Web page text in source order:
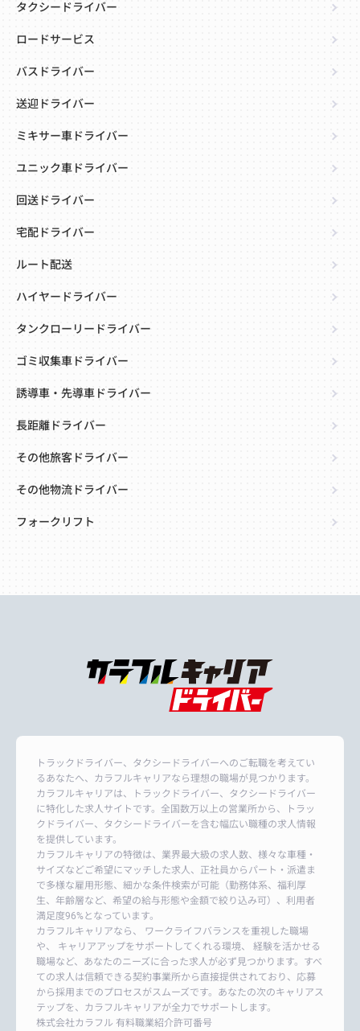
タクシードライバー
ロードサービス
バスドライバー
送迎ドライバー
ミキサー車ドライバー
ユニック車ドライバー
回送ドライバー
宅配ドライバー
ルート配送
ハイヤードライバー
タンクローリードライバー
ゴミ収集車ドライバー
誘導車・先導車ドライバー
長距離ドライバー
その他旅客ドライバー
その他物流ドライバー
フォークリフト
トラックドライバー、タクシードライバーへのご転職を考えてい
るあなたへ、カラフルキャリアなら理想の職場が見つかります。
カラフルキャリアは、トラックドライバー、タクシードライバー
に特化した求人サイトです。全国数万以上の営業所から、トラッ
クドライバー、タクシードライバーを含む幅広い職種の求人情報
を提供しています。
カラフルキャリアの特徴は、業界最大級の求人数、様々な車種・
サイズなどご希望にマッチした求人、正社員からパート・派遣ま
で多様な雇用形態、細かな条件検索が可能（勤務体系、福利厚
生、年齢層など、希望の給与形態や金額で絞り込み可）、利用者
満足度96%となっています。
カラフルキャリアなら、 ワークライフバランスを重視した職場
や、 キャリアアップをサポートしてくれる環境、 経験を活かせる
職場など、あなたのニーズに合った求人が必ず見つかります。すべ
ての求人は信頼できる契約事業所から直接提供されており、応募
から採用までのプロセスがスムーズです。あなたの次のキャリアス
テップを、カラフルキャリアが全力でサポートします。
株式会社カラフル 有料職業紹介許可番号